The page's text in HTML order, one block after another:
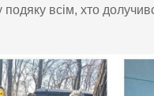
всім, хто